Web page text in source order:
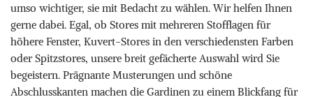
umso wichtiger, sie mit Bedacht zu wählen. Wir helfen Ihnen
gerne dabei. Egal, ob Stores mit mehreren Stofflagen für
höhere Fenster, Kuvert-Stores in den verschiedensten Farben
oder Spitzstores, unsere breit gefächerte Auswahl wird Sie
begeistern. Prägnante Musterungen und schöne
Abschlusskanten machen die Gardinen zu einem Blickfang für